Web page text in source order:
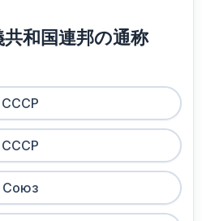
和国連邦の通称
CCCP
СССР
Союз